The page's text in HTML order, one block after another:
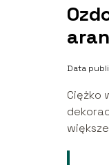
Data
Ciężko